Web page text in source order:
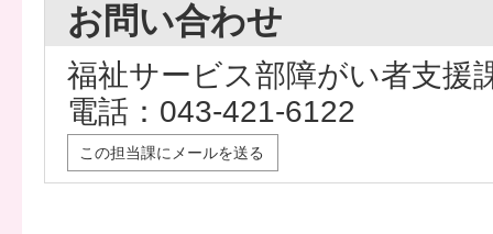
お問い合わせ
福祉サービス部障がい者支援
電話：043-421-6122
この担当課にメールを送る